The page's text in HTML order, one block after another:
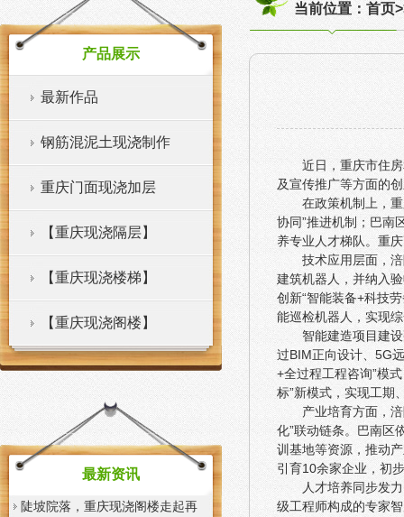
产品展示
最新作品
钢筋混泥土现浇制作
重庆门面现浇加层
【重庆现浇隔层】
【重庆现浇楼梯】
【重庆现浇阁楼】
最新资讯
陡坡院落，重庆现浇阁楼走起再
当前位置：首页
近日，重庆市住
及宣传推广等方面的
在政策机制上，
协同”推进机制；巴南
养专业人才梯队。重
技术应用层面，
建筑机器人，并纳入
创新“智能装备+科技
能巡检机器人，实现
智能建造项目建
过BIM正向设计、5G
+全过程工程咨询”模
标”新模式，实现工期
产业培育方面，
化”联动链条。巴南区
训基地等资源，推动
引育10余家企业，初
人才培养同步发
级工程师构成的专家